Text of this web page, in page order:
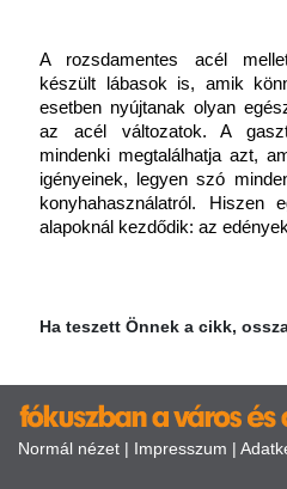
A rozsdamentes acél
készült lábasok is, amik
esetben nyújtanak olyan
az acél változatok. A
mindenki megtalálhatja azt,
igényeinek, legyen szó
konyhahasználatról.
alapoknál kezdődik: az
Ha teszett Önnek a cikk,
Normál nézet | Impresszum |